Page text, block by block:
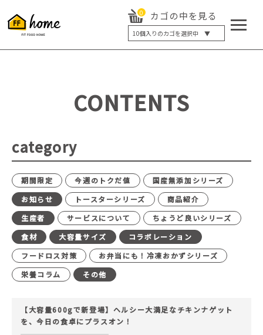
0 カゴの中を見る
10個入りのカゴを選択中 ▼
5個入り
20個入り
最大12%OFF
CONTENTS
category
期間限定 今週のトクだ値
国産無添加シリーズ
お知らせ
トースターシリーズ
商品紹介
生産者
サービスについて
ちょうど良いシリーズ
食材
大容量サイズ
コラボレーション
フードロス対策
お弁当にも！冷凍おかずシリーズ
栄養コラム
その他
【大容量600gで新登場】ヘルシー大満足なチキンナゲット
を、今日の食卓にプラスオン！